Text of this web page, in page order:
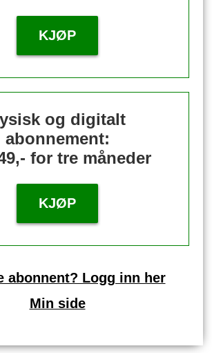
KJØP
og digitalt
abonnement:
for tre måneder
KJØP
abonnent? Logg inn her
Min side